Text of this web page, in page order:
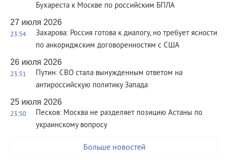
Бухареста к Москве по российским БПЛА
27 июля 2026
23:54
Захарова: Россия готова к диалогу, но требует ясности
по анкориджским договоренностям с США
26 июля 2026
23:51
Путин: СВО стала вынужденным ответом на
антироссийскую политику Запада
25 июля 2026
23:50
Песков: Москва не разделяет позицию Астаны по
украинскому вопросу
Больше новостей